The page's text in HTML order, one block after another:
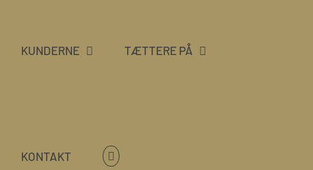
KUNDERNE TÆTTERE PÅ
KONTAKT